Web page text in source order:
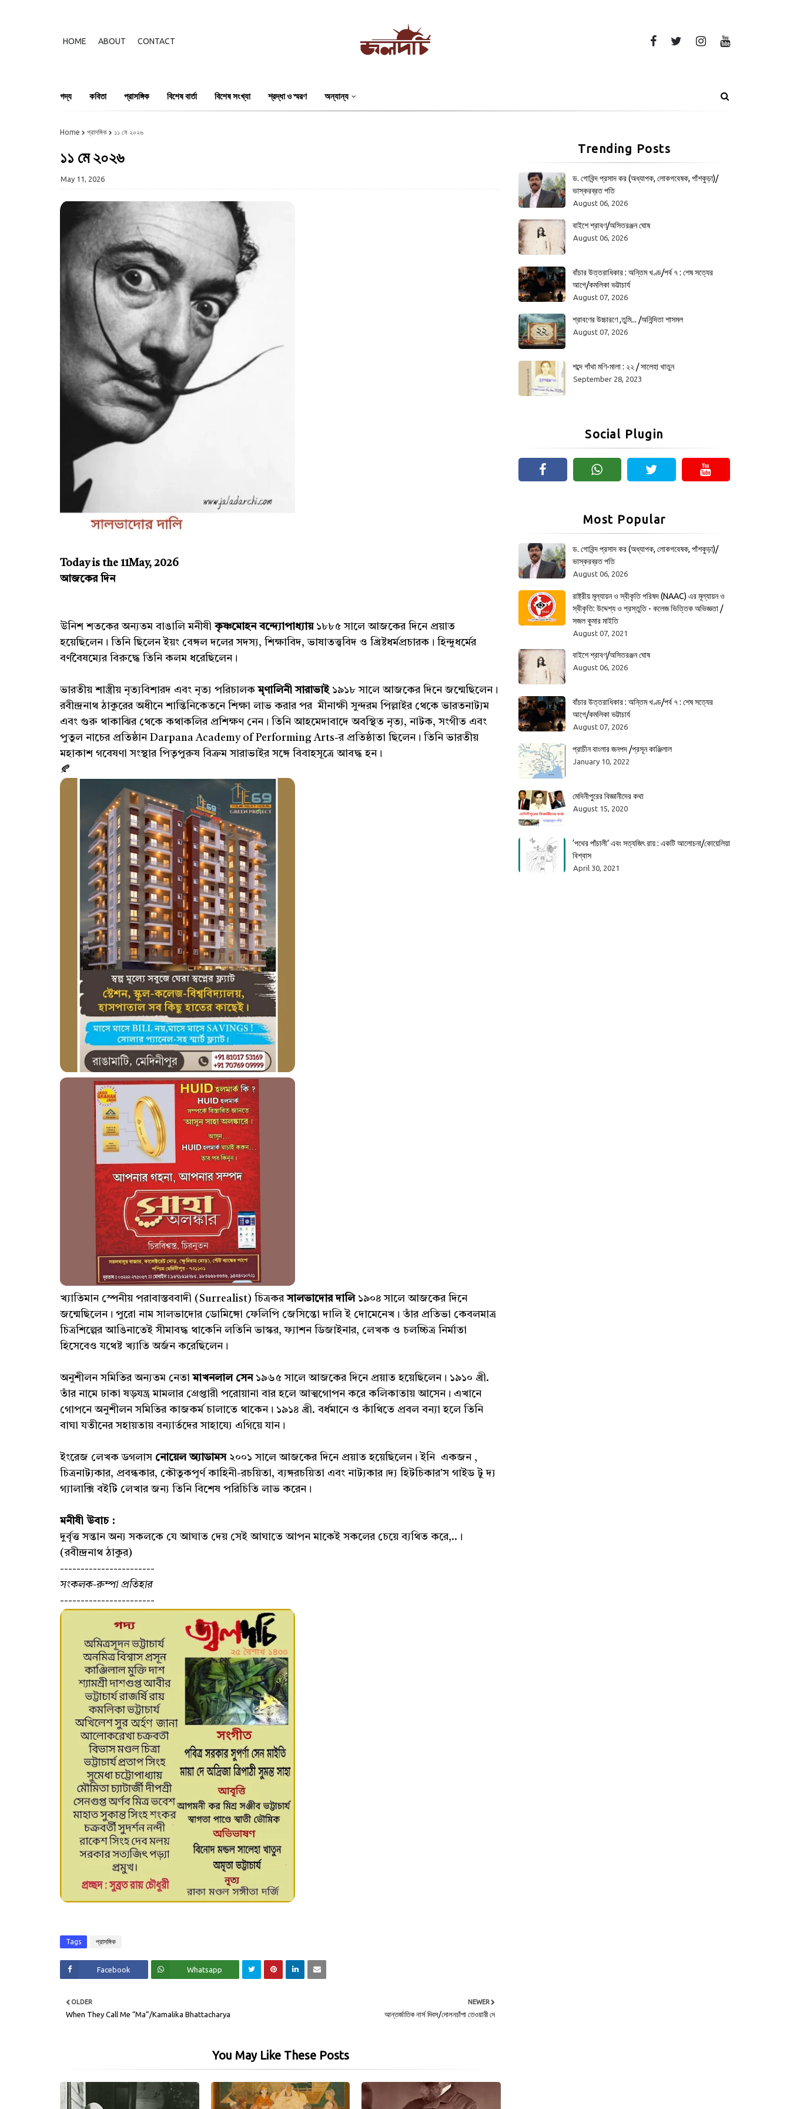
HOME ABOUT CONTACT
গদ্য কবিতা প্রাসঙ্গিক বিশেষ বার্তা বিশেষ সংখ্যা শ্রদ্ধা ও স্মরণ অন্যান্য
Home প্রাসঙ্গিক ১১ মে ২০২৬
১১ মে ২০২৬
May 11, 2026
Today is the 11May, 2026
আজকের দিন
উনিশ শতকের অন্যতম বাঙালি মনীষীকৃষ্ণমোহন বন্দ্যোপাধ্যায় ১৮৮৫ সালে আজকের দিনে প্রয়াত
হয়েছিলেন। তিনি ছিলেন ইয়ং বেঙ্গল দলের সদস্য, শিক্ষাবিদ, ভাষাতত্ত্ববিদ ও খ্রিষ্টধর্মপ্রচারক। হিন্দুধর্মের
বর্ণবৈষম্যের বিরুদ্ধে তিনি কলম ধরেছিলেন।
ভারতীয় শাস্ত্রীয় নৃত্যবিশারদ এবং নৃত্য পরিচালকমৃণালিনী সারাভাই১৯১৮ সালে আজকের দিনে জন্মেছিলেন।
রবীন্দ্রনাথ ঠাকুরের অধীনে শান্তিনিকেতনে শিক্ষা লাভ করার পর মীনাক্ষী সুন্দরম পিল্লাইর থেকে ভারতনাট্যম
এবং গুরু থাকাঝির থেকে কথাকলির প্রশিক্ষণ নেন। তিনি আহমেদাবাদে অবস্থিত নৃত্য, নাটক, সংগীত এবং
পুতুল নাচের প্রতিষ্ঠান Darpana Academy of Performing Arts-র প্রতিষ্ঠাতা ছিলেন। তিনি ভারতীয়
মহাকাশ গবেষণা সংস্থার পিতৃপুরুষ বিক্রম সারাভাইর সঙ্গে বিবাহসূত্রে আবদ্ধ হন।
🍂
খ্যাতিমান স্পেনীয় পরাবাস্তববাদী (Surrealist) চিত্রকরসালভাদোর দালি১৯০৪ সালে আজকের দিনে
জন্মেছিলেন। পুরো নাম সালভাদোর ডোমিঙ্গো ফেলিপি জেসিন্তো দালি ই দোমেনেখ। তাঁর প্রতিভা কেবলমাত্র
চিত্রশিল্পের আঙিনাতেই সীমাবদ্ধ থাকেনি লতিনি ভাস্কর, ফ্যাশন ডিজাইনার, লেখক ও চলচ্চিত্র নির্মাতা
হিসেবেও যথেষ্ট খ্যাতি অর্জন করেছিলেন।
অনুশীলন সমিতির অন্যতম নেতামাখনলাল সেন১৯৬৫ সালে আজকের দিনে প্রয়াত হয়েছিলেন। ১৯১০ খ্রী.
তাঁর নামে ঢাকা ষড়যন্ত্র মামলার গ্রেপ্তারী পরোয়ানা বার হলে আত্মগোপন করে কলিকাতায় আসেন। এখানে
গোপনে অনুশীলন সমিতির কাজকর্ম চালাতে থাকেন। ১৯১৪ খ্রী. বর্ধমানে ও কাঁথিতে প্ৰবল বন্যা হলে তিনি
বাঘা যতীনের সহায়তায় বন্যার্তদের সাহায্যে এগিয়ে যান।
ইংরেজ লেখক ডগলাস নোয়েল অ্যাডামস২০০১ সালে আজকের দিনে প্রয়াত হয়েছিলেন। ইনি একজন ,
চিত্রনাট্যকার, প্রবন্ধকার, কৌতুকপূর্ণ কাহিনী-রচয়িতা, ব্যঙ্গরচয়িতা এবং নাট্যকার।দ্য হিটচিকার'স গাইড টু দ্য
গ্যালাক্সি বইটি লেখার জন্য তিনি বিশেষ পরিচিতি লাভ করেন।
মনীষী উবাচ :
দুর্বৃত্ত সন্তান অন্য সকলকে যে আঘাত দেয় সেই আঘাতে আপন মাকেই সকলের চেয়ে ব্যথিত করে,..।
(রবীন্দ্রনাথ ঠাকুর)
-----------------------
সংকলক-রুম্পা প্রতিহার
-----------------------
Tags প্রাসঙ্গিক
Facebook Whatsapp
NEWER
আন্তর্জাতিক নার্স দিবস/দোলনচাঁপা তেওয়ারী দে
OLDER
When They Call Me “Ma”/Kamalika Bhattacharya
You May Like These Posts
Trending Posts
ড. গোবিন্দ প্রসাদ কর (অধ্যাপক, লোকগবেষক, পাঁশকুড়া)/
ভাস্করব্রত পতি
August 06, 2026
বাইশে শ্রাবণ/অসিতরঞ্জন ঘোষ
August 06, 2026
বাঁচার উত্তরাধিকার : অন্তিম খণ্ড/পর্ব ৭ : শেষ সত্যের
আগে/কমলিকা ভট্টাচার্য
August 07, 2026
শ্রাবণের উচ্চারণে ,তুমি... /অনিন্দিতা শাসমল
August 07, 2026
শব্দে গাঁথা মণি-মালা : ২২ / সালেহা খাতুন
September 28, 2023
Social Plugin
Most Popular
ড. গোবিন্দ প্রসাদ কর (অধ্যাপক, লোকগবেষক, পাঁশকুড়া)/
ভাস্করব্রত পতি
August 06, 2026
রাষ্ট্রীয় মূল্যায়ন ও স্বীকৃতি পরিষদ (NAAC) এর মূল্যায়ন ও
স্বীকৃতি: উদ্দেশ্য ও প্রস্তুতি - কলেজ ভিত্তিক অভিজ্ঞতা /
সজল কুমার মাইতি
August 07, 2021
বাইশে শ্রাবণ/অসিতরঞ্জন ঘোষ
August 06, 2026
বাঁচার উত্তরাধিকার : অন্তিম খণ্ড/পর্ব ৭ : শেষ সত্যের
আগে/কমলিকা ভট্টাচার্য
August 07, 2026
প্রাচীন বাংলার জনপদ /প্রসূন কাঞ্জিলাল
January 10, 2022
মেদিনীপুরের বিজ্ঞানীদের কথা
August 15, 2020
‘পথের পাঁচালী’ এবং সত্যজিৎ রায় : একটি আলোচনা/কোয়েলিয়া
বিশ্বাস
April 30, 2021